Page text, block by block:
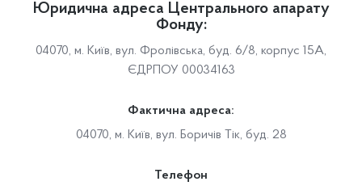
Юридична адреса Центрального апарату
Фонду:
04070, м. Київ, вул. Фролівська, буд. 6/8, корпус 15А,
ЄДРПОУ 00034163
Фактична адреса:
04070, м. Київ, вул. Боричів Тік, буд. 28
Телефон